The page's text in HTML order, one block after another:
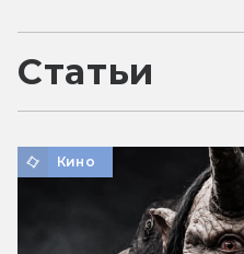
Статьи
Кино